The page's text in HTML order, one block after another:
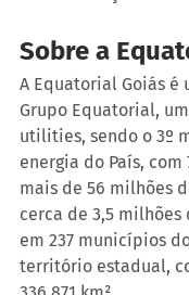
Sobre a
A Equatorial Goiás é
Grupo Equatorial,
utilities, sendo o 3º
energia do País,
mais de 56 milhões
cerca de 3,5
em 237 municípios
território estadual,